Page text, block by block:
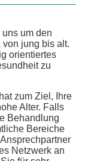
um den
von jung bis alt.
orientiertes
zu
zum Ziel, Ihre
Alter. Falls
Behandlung
Bereiche
Netzwerk an